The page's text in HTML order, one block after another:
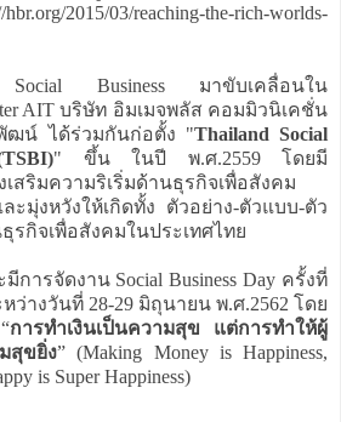
2015/03/reaching-the-rich-worlds-
Social Business มาขับเคลื่อนใน
AIT บริษัท อิมเมจพลัส คอมมิวนิเคชั่น
ฒน์ ได้ร่วมกันก่อตั้ง "Thailand Social
" ขึ้น ในปี พ.ศ.2559 โดยมี
สริมความริเริ่มด้านธุรกิจเพื่อสังคม
มุ่งหวังให้เกิดทั้ง ตัวอย่าง-ตัวแบบ-ตัว
รกิจเพื่อสังคมในประเทศไทย
การจัดงาน Social Business Day ครั้งที่
ว่างวันที่ 28-29 มิถุนายน พ.ศ.2562 โดย
การทำเงินเป็นความสุข แต่การทำให้ผู้
สุขยิ่ง” (Making Money is Happiness,
is Super Happiness)